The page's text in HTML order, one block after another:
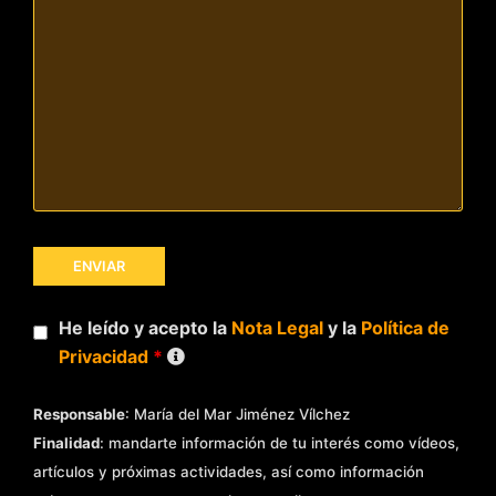
He leído y acepto la Nota Legaly la Política de
Privacidad *
Responsable: María del Mar Jiménez Vílchez
Finalidad: mandarte información de tu interés como vídeos,
artículos y próximas actividades, así como información